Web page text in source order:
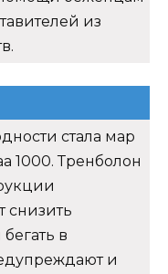
из
стала мар
1000. Тренболон
снизить
в
и